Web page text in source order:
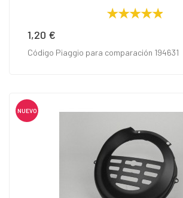
Precio
1,20 €
Código Piaggio para comparación 194631
NUEVO